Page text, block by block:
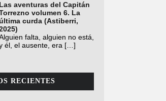
Las aventuras del Capitán
volumen 6. La
curda (Astiberri,
falta, alguien no está,
él, el ausente, era […]
RECIENTES